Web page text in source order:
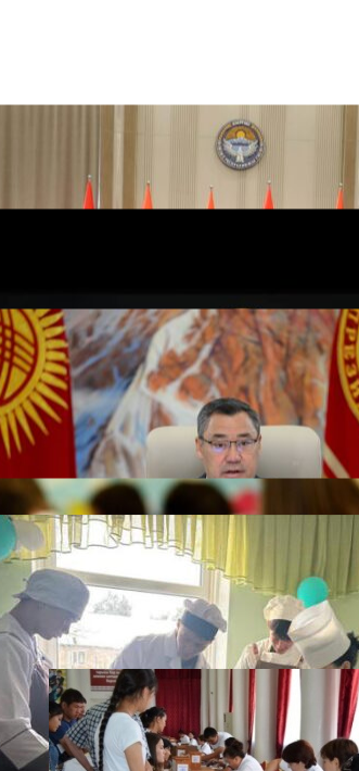
07.08.2026
КЫРГЫЗ
КАГАН»
АЛДЫНДА
07.08.2026
МЕНЕН
07.08.2026
Абитуриент
ЖОЖДОРГО
БАШТАЛДЫ
27.07.2026
ӨЗҮҢДҮН
20.07.2026